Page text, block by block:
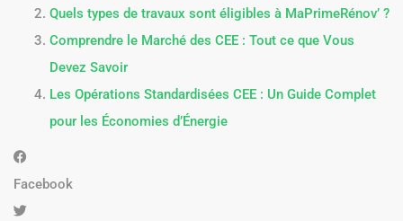
Quels types de travaux sont éligibles à MaPrimeRénov’ ?
Comprendre le Marché des CEE : Tout ce que Vous
Devez Savoir
Les Opérations Standardisées CEE : Un Guide Complet
pour les Économies d’Énergie
Facebook